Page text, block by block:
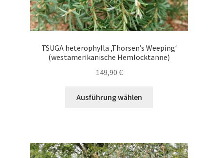
TSUGA heterophylla ‚Thorsen’s Weeping‘
(westamerikanische Hemlocktanne)
149,90 €
Ausführung wählen
auf.